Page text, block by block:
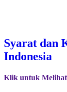
Syarat dan
Indonesia
Klik untuk Melihat